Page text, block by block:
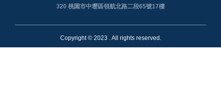
320 桃園市中壢區領航北路二段65號17樓
Copyright © 2023 . All rights reserved.